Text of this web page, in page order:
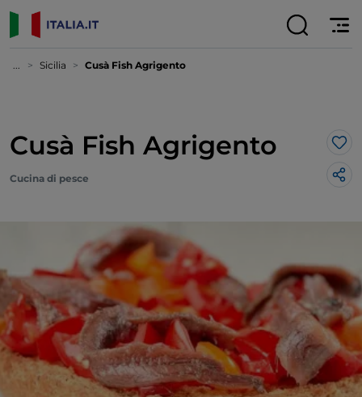
... Sicilia Cusà Fish Agrigento
Cusà Fish Agrigento
Cucina di pesce